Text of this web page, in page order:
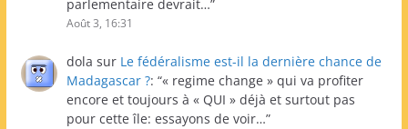
parlementaire devrait…”
Août 3, 16:31
dola sur Le fédéralisme est-il la dernière chance de
Madagascar ?: “« regime change » qui va profiter
encore et toujours à « QUI » déjà et surtout pas
pour cette île: essayons de voir…”